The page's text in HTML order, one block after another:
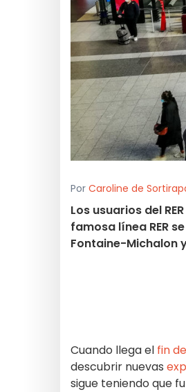
Por Caroline de
Los usuarios del
famosa línea RER
Fontaine-Michalon
Cuando llega el fin
descubrir nuevas
sigue teniendo que